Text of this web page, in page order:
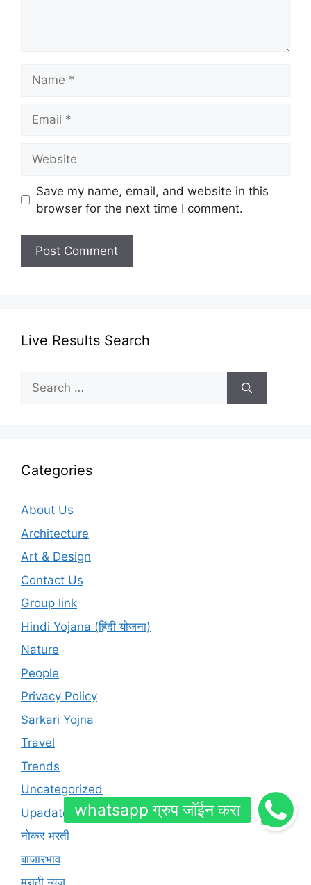
Save my name, email, and website in this
browser for the next time I comment.
Live Results Search
Search
for:
Categories
About Us
Architecture
Art & Design
Contact Us
Group link
Hindi Yojana (हिंदी योजना)
Nature
People
Privacy Policy
Sarkari Yojna
Travel
Trends
Uncategorized
Upadates
नोकर भरती
बाजारभाव